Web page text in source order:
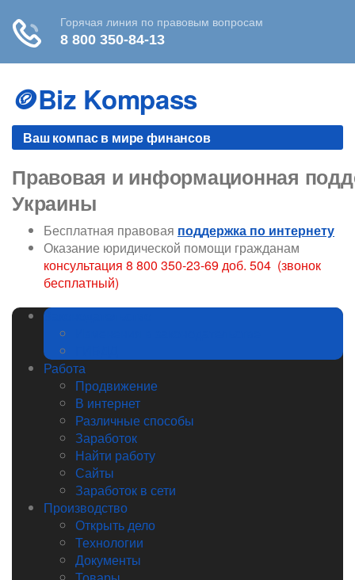
content
🪙Biz Kompass
Ваш компас в мире финансов
Правовая и информационная
Украины
Бесплатная правовая поддержка по интернету
Оказание юридической помощи гражданам
консультация 8 800 350-23-69 доб. 504 (звонок
бесплатный)
Законодательство
Работа
Продвижение
В интернет
Различные способы
Заработок
Найти работу
Сайты
Заработок в сети
Производство
Открыть дело
Технологии
Документы